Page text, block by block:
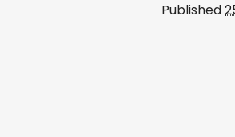
Published